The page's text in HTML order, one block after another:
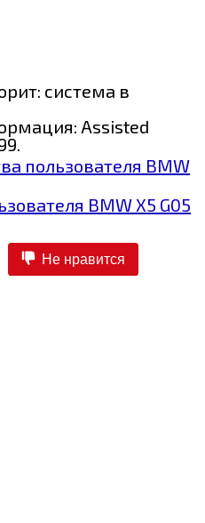
система в
Assisted
пользователя BMW
BMW X5 G05
Не нравится